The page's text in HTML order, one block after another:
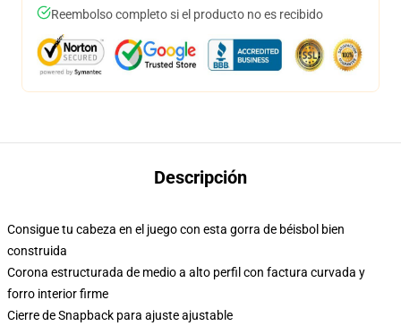
Reembolso completo si el producto no es recibido
Descripción
Consigue tu cabeza en el juego con esta gorra de béisbol bien
construida
Corona estructurada de medio a alto perfil con factura curvada y
forro interior firme
Cierre de Snapback para ajuste ajustable